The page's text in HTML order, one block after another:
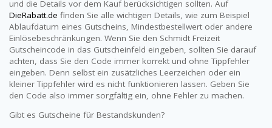
und die Details vor dem Kauf berücksichtigen sollten. Auf
DieRabatt.de finden Sie alle wichtigen Details, wie zum Beispiel
Ablaufdatum eines Gutscheins, Mindestbestellwert oder andere
Einlösebeschränkungen. Wenn Sie den Schmidt Freizeit
Gutscheincode in das Gutscheinfeld eingeben, sollten Sie darauf
achten, dass Sie den Code immer korrekt und ohne Tippfehler
eingeben. Denn selbst ein zusätzliches Leerzeichen oder ein
kleiner Tippfehler wird es nicht funktionieren lassen. Geben Sie
den Code also immer sorgfältig ein, ohne Fehler zu machen.
Gibt es Gutscheine für Bestandskunden?